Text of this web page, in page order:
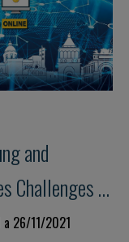
and
Challenges in
26/11/2021